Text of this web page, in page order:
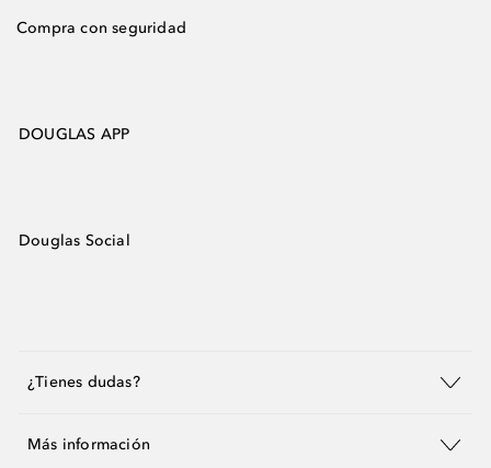
Compra con seguridad
DOUGLAS APP
Douglas Social
¿Tienes dudas?
Más información